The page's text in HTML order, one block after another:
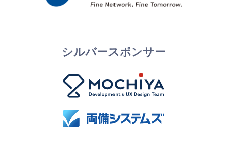
シルバースポンサー